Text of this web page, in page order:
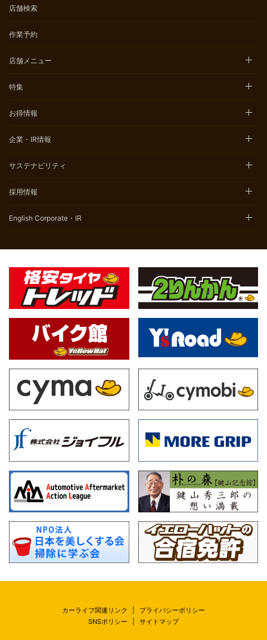
店舗検索
作業予約
店舗メニュー
特集
お得情報
企業・IR情報
サステナビリティ
採用情報
English Corporate・IR
カーライフ関連リンク
プライバシーポリシー
SNSポリシー
サイトマップ